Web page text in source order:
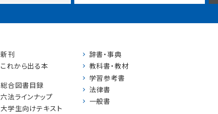
新刊
これから出る本
総合図書目録
六法ラインナップ
大学生向けテキスト
辞書・事典
教科書・教材
学習参考書
法律書
一般書